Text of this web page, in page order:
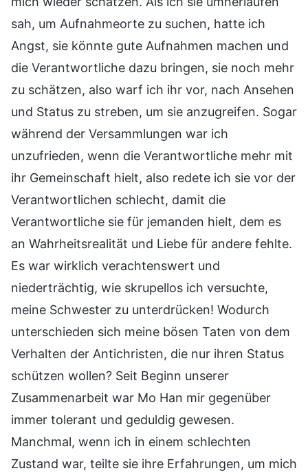
sah, um Aufnahmeorte zu suchen, hatte ich
Angst, sie könnte gute Aufnahmen machen und
die Verantwortliche dazu bringen, sie noch mehr
zu schätzen, also warf ich ihr vor, nach Ansehen
und Status zu streben, um sie anzugreifen. Sogar
während der Versammlungen war ich
unzufrieden, wenn die Verantwortliche mehr mit
ihr Gemeinschaft hielt, also redete ich sie vor der
Verantwortlichen schlecht, damit die
Verantwortliche sie für jemanden hielt, dem es
an Wahrheitsrealität und Liebe für andere fehlte.
Es war wirklich verachtenswert und
niederträchtig, wie skrupellos ich versuchte,
meine Schwester zu unterdrücken! Wodurch
unterschieden sich meine bösen Taten von dem
Verhalten der Antichristen, die nur ihren Status
schützen wollen? Seit Beginn unserer
Zusammenarbeit war Mo Han mir gegenüber
immer tolerant und geduldig gewesen.
Manchmal, wenn ich in einem schlechten
Zustand war, teilte sie ihre Erfahrungen, um mich